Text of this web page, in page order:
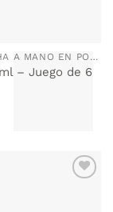
CERÁMICA PORTUGUESA ARTESANAL – HECHA A MANO EN PORTUGAL
– Juego de 6